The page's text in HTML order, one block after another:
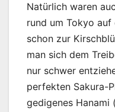
Natürlich waren
rund um Tokyo auf
schon zur
man sich dem
nur schwer
perfekten Sakura-
gedigenes Hanami